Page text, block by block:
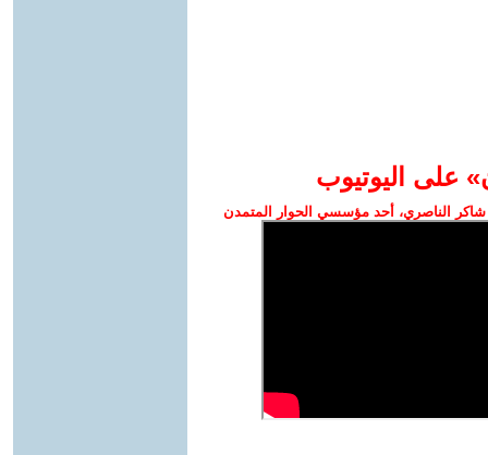
على اليوتيوب
الناصري، أحد مؤسسي الحوار المتمدن